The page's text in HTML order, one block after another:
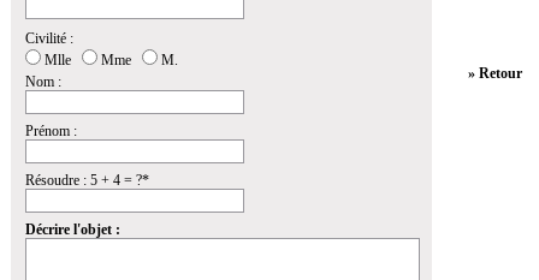
Civilité :
Mlle
Mme
M.
Nom :
Prénom :
Résoudre : 5 + 4 = ?*
Décrire l'objet :
» Retour